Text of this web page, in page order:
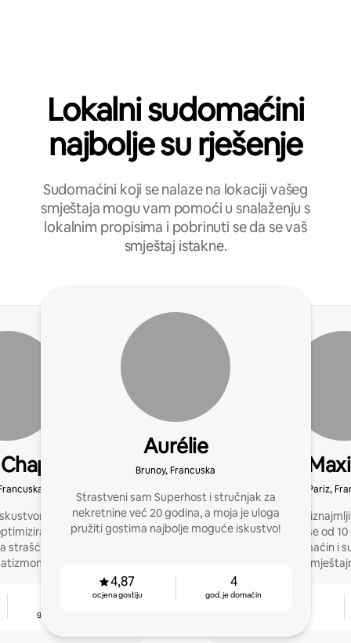
Lokalni sudomaćini
najbolje su rješenje
Sudomaćini koji se nalaze na lokaciji vašeg
smještaja mogu vam pomoći u snalaženju s
lokalnim propisima i pobrinuti se da se vaš
smještaj istakne.
i mrežom
upravljanje
strašću, ljubaznošću i
god. je domaćin
Aurélie
Brunoy, Francuska
Strastveni sam Superhost i stručnjak za
nekretnine već 20 godina, a moja je uloga
pružiti gostima najbolje moguće iskustvo!
4,87
ocjena gostiju
4
god. je domaćin
Pariz,
Stručnjak za
odmor već više od
iskusan sudomaćin i
upravljanje